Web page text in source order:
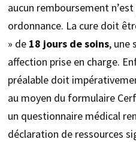
aucun remboursement
ordonnance. La cure doit
» de 18 jours de soins, une
affection prise en charge.
préalable doit
au moyen du formulaire
un questionnaire médical
déclaration de ressources